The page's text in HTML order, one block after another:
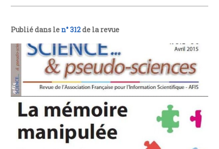
Publié dans le n° 312de la revue